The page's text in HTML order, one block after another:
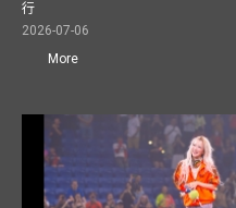
行
2026-07-06
More